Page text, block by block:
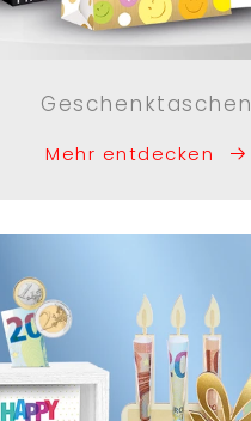
Geschenktaschen
Mehr entdecken